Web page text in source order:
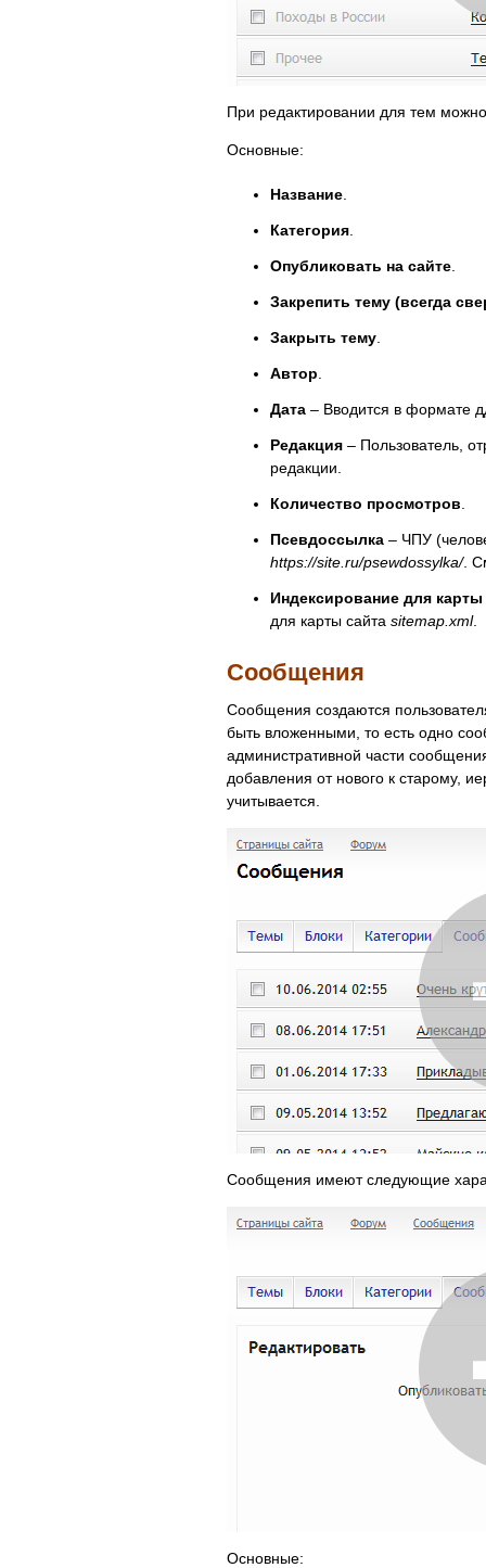
При редактировании для тем
Основные:
Название
Категория
Опубликовать на сайте
Закрепить тему (всегда
Закрыть тему
Автор
Дата – Вводится в формате
Редакция – Пользователь,
редакции.
Количество просмотров
Псевдоссылка – ЧПУ
https://site.ru/psewdossylka/.
Индексирование для карты
для карты сайта sitemap.xml.
Сообщения
Сообщения создаются
быть вложенными, то есть одно
административной части
добавления от нового к старому,
учитывается.
Сообщения имеют следующие
Основные: